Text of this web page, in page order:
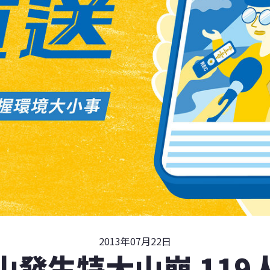
2013年07月22日